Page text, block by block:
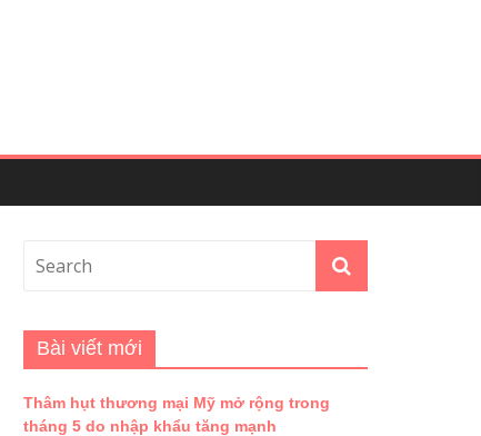
Bài viết mới
Thâm hụt thương mại Mỹ mở rộng trong
tháng 5 do nhập khẩu tăng mạnh